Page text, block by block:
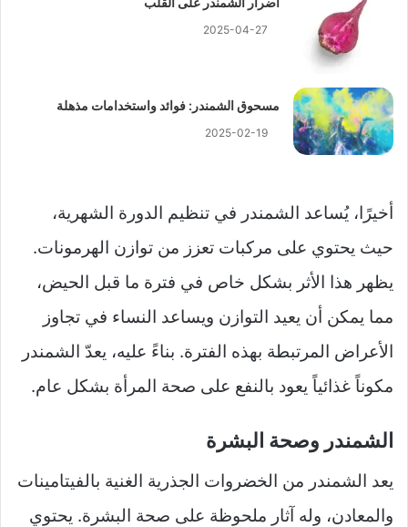
2025-04-27
مسحوق الشمندر: فوائد واستخدامات مذهلة
2025-02-19
أخيرًا، يُساعد الشمندر في تنظيم الدورة الشهرية،
حيث يحتوي على مركبات تعزز من توازن الهرمونات.
يظهر هذا الأثر بشكل خاص في فترة ما قبل الحيض،
مما يمكن أن يعيد التوازن ويساعد النساء في تجاوز
الأعراض المرتبطة بهذه الفترة. بناءً عليه، يعدّ الشمندر
مكوناً غذائياً يعود بالنفع على صحة المرأة بشكل عام.
الشمندر وصحة البشرة
يعد الشمندر من الخضروات الجذرية الغنية بالفيتامينات
والمعادن، وله آثار ملحوظة على صحة البشرة. يحتوي